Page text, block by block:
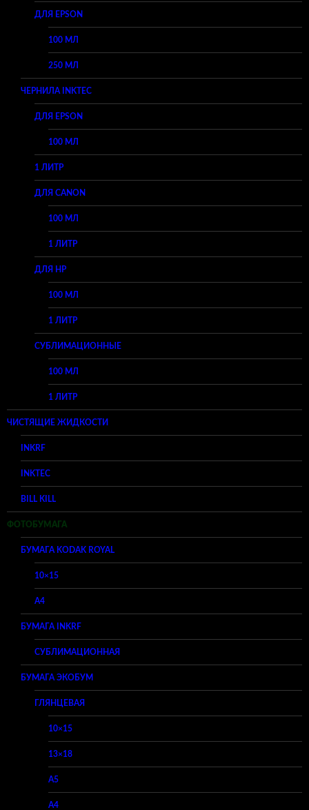
ДЛЯ EPSON
100 МЛ
250 МЛ
ЧЕРНИЛА INKTEC
ДЛЯ EPSON
100 МЛ
1 ЛИТР
ДЛЯ CANON
100 МЛ
1 ЛИТР
ДЛЯ HP
100 МЛ
1 ЛИТР
СУБЛИМАЦИОННЫЕ
100 МЛ
1 ЛИТР
ЧИСТЯЩИЕ ЖИДКОСТИ
INKRF
INKTEC
BILL KILL
ФОТОБУМАГА
БУМАГА KODAK ROYAL
10×15
A4
БУМАГА INKRF
СУБЛИМАЦИОННАЯ
БУМАГА ЭКОБУМ
ГЛЯНЦЕВАЯ
10×15
13×18
A5
A4